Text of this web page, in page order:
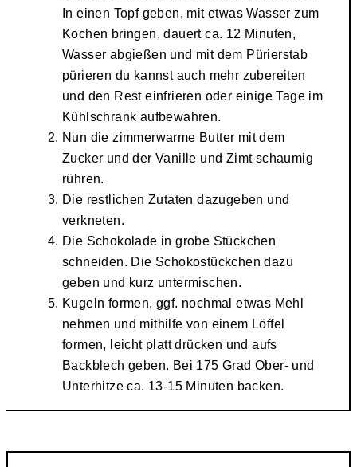
In einen Topf geben, mit etwas Wasser zum
Kochen bringen, dauert ca. 12 Minuten,
Wasser abgießen und mit dem Pürierstab
pürieren du kannst auch mehr zubereiten
und den Rest einfrieren oder einige Tage im
Kühlschrank aufbewahren.
Nun die zimmerwarme Butter mit dem
Zucker und der Vanille und Zimt schaumig
rühren.
Die restlichen Zutaten dazugeben und
verkneten.
Die Schokolade in grobe Stückchen
schneiden. Die Schokostückchen dazu
geben und kurz untermischen.
Kugeln formen, ggf. nochmal etwas Mehl
nehmen und mithilfe von einem Löffel
formen, leicht platt drücken und aufs
Backblech geben. Bei 175 Grad Ober- und
Unterhitze ca. 13-15 Minuten backen.